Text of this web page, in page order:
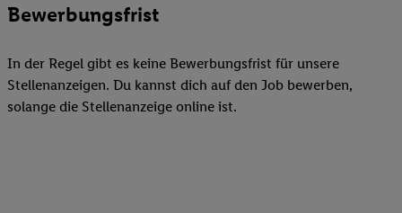
Bewerbungsfrist
In der Regel gibt es keine Bewerbungsfrist für unsere
Stellenanzeigen. Du kannst dich auf den Job bewerben,
solange die Stellenanzeige online ist.